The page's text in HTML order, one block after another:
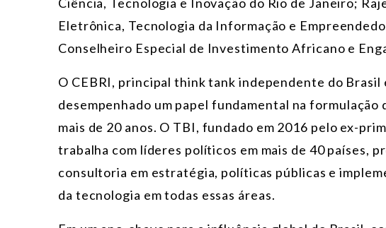
Eletrônica, Tecnologia da Informação e
Conselheiro Especial de Investimento Africano e
O CEBRI, principal think tank independente do
desempenhado um papel fundamental na formulação
mais de 20 anos. O TBI, fundado em 2016 pelo ex-
trabalha com líderes políticos em mais de 40 países,
consultoria em estratégia, políticas públicas e
da tecnologia em todas essas áreas.